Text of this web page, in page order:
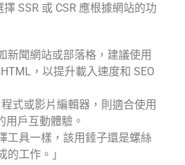
SSR 或 CSR 應根據網站的功
新聞網站或部落格，建議使用
，以提升載入速度和 SEO
程式或影片編輯器，則適合使用
用戶互動體驗。
工具一樣，該用錘子還是螺絲
的工作。」